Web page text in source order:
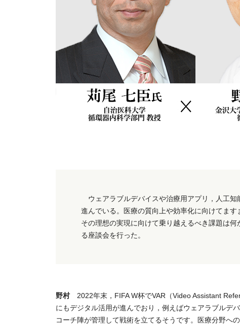
ウェアラブルデバイスや治療用アプリ，人工知
進んでいる。医療の質向上や効率化に向けてま
その理想の実現に向けて乗り越えるべき課題は
る座談会を行った。
野村2022年末，FIFA W杯でVAR（Video Assistant
にもデジタル活用が進んでおり，例えばウェアラブルデ
コーチ陣が管理して戦術を立てるそうです。医療分野へ